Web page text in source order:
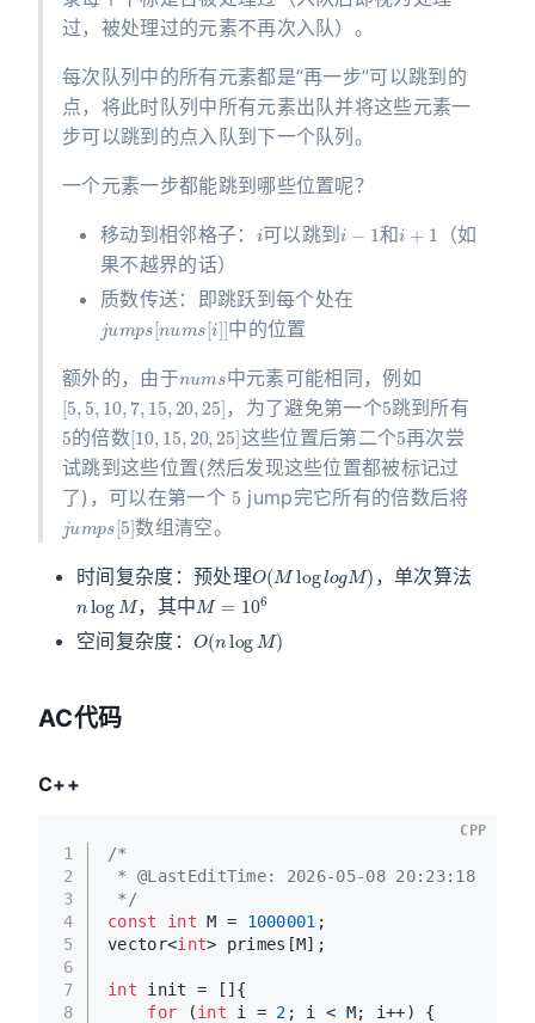
过，被处理过的元素不再次入队）。
每次队列中的所有元素都是“再一步”可以跳到的
点，将此时队列中所有元素出队并将这些元素一
步可以跳到的点入队到下一个队列。
一个元素一步都能跳到哪些位置呢？
移动到相邻格子： 可以跳到 和
（如
果不越界的话）
质数传送：即跳跃到每个处在
jumps[nu ms[i]]
中的位置
额外的，由于 中元素可能相同，例如
[5,5,10, ,15 ,20,25]
，为了避免第一个
5
跳到所有
5
的倍数
[ 10,15,20,25 ]
这些位置后第二个
5
再次尝
试跳到这些位置(然后发现这些位置都被标记过
了)，可以在第一个
5
jump完它所有的倍数后将
ju mp s[5]
数组清空。
时间复杂度：预处理 ，单次算法
nlogM
，其中
M=106
空间复杂度：
O( logM
AC代码
C++
1
2
3
4
5
6
7
8
/*
* @LastEditTime: 2026-05-08 20:23:18
*/
const
int M = 1000001 ;
vector<int> primes[M];
int init = []{
for (int i = 2 ; i < M; i++) {
CPP